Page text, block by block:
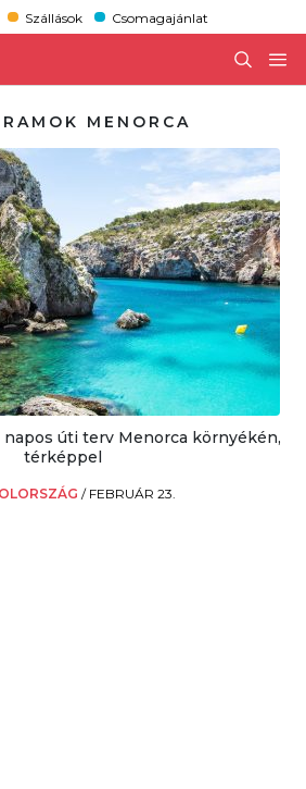
Szállások Csomagajánlat
MENORCA
napos úti terv Menorca környékén,
térképpel
/ FEBRUÁR 23.